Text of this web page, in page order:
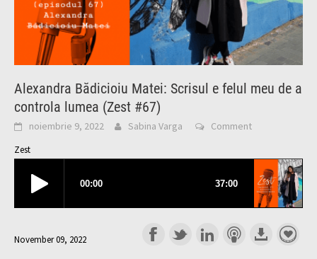
Alexandra Bădicioiu Matei: Scrisul e felul meu de a
controla lumea (Zest #67)
noiembrie 9, 2022 Sabina Varga Comment
Zest
November 09, 2022